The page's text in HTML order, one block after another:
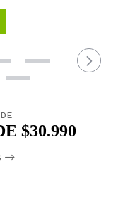
$30.990